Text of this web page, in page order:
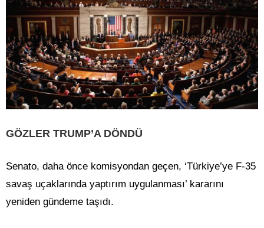
GÖZLER TRUMP’A DÖNDÜ
Senato, daha önce komisyondan geçen, ‘Türkiye’ye F-35
savaş uçaklarında yaptırım uygulanması’ kararını
yeniden gündeme taşıdı.